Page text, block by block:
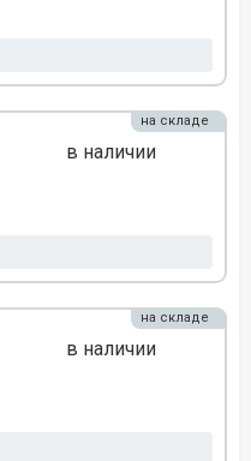
в наличии
на складе
в наличии
на складе